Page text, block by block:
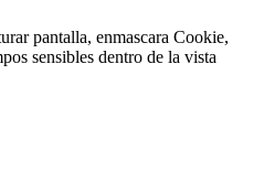
pantalla, enmascara Cookie,
sensibles dentro de la vista